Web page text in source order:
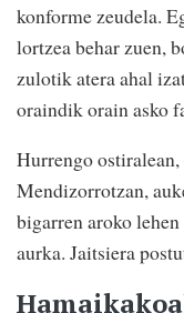
konforme zeudela.
lortzea behar zuen,
zulotik atera ahal
oraindik orain asko
Hurrengo
Mendizorrotzan,
bigarren aroko
aurka. Jaitsiera